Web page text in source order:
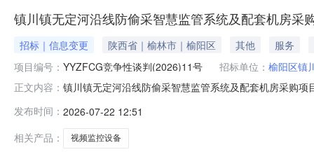
镇川镇无定河沿线防偷采智慧监管系统及配套机房采
招标｜信息变更 陕西省｜榆林市｜榆阳区 其他
服务
项目编号： YYZFCG竞争性谈判(2026)11号 招标单位： 榆阳区镇
正文内容： 镇川镇无定河沿线防偷采智慧监管系统及配套机房采购
1(镇川镇无定河沿线防偷采智慧监管系统及配套机房采
发布时间： 2026-07-22 12:51
相关产品：
视频监控设备